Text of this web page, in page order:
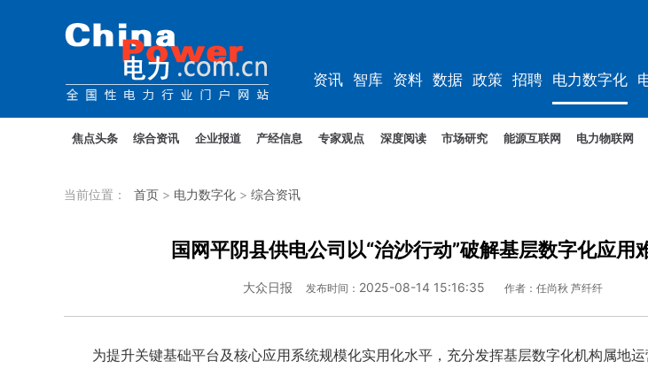
资讯 智库 资料 数据 政策 招聘 电力数字化
焦点头条 综合资讯 企业报道 产经信息 专家观点 深度阅读 市场研究 能源互联网 电力物联网
当前位置： 首页 > 电力数字化 > 综合资讯
国网平阴县供电公司以“治沙行动”破解基层数字化应用
大众日报 发布时间： 2025-08-14 15:16:35 作者：任尚秋 芦纤纤
为提升关键基础平台及核心应用系统规模化实用化水平，充分发挥基层数字化机构属地运